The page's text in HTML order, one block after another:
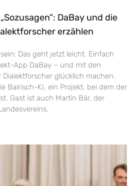
DaBay und die
erzählen
Das geht jetzt leicht. Einfach
App DaBay – und mit den
glücklich machen.
Bairisch-KI, ein Projekt, bei dem der
Gast ist auch Martin Bär, der